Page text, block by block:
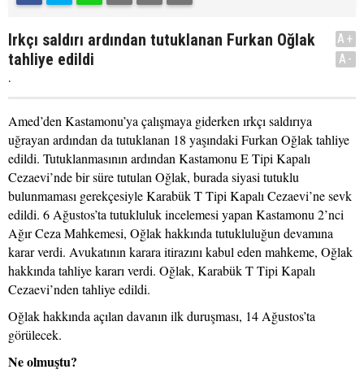
Irkçı saldırı ardından tutuklanan Furkan Oğlak
tahliye edildi
.
A+
A-
Amed’den Kastamonu’ya çalışmaya giderken ırkçı saldırıya
uğrayan ardından da tutuklanan 18 yaşındaki Furkan Oğlak tahliye
edildi. Tutuklanmasının ardından Kastamonu E Tipi Kapalı
Cezaevi’nde bir süre tutulan Oğlak, burada siyasi tutuklu
bulunmaması gerekçesiyle Karabük T Tipi Kapalı Cezaevi’ne sevk
edildi. 6 Ağustos’ta tutukluluk incelemesi yapan Kastamonu 2’nci
Ağır Ceza Mahkemesi, Oğlak hakkında tutukluluğun devamına
karar verdi. Avukatının karara itirazını kabul eden mahkeme, Oğlak
hakkında tahliye kararı verdi. Oğlak, Karabük T Tipi Kapalı
Cezaevi’nden tahliye edildi.
Oğlak hakkında açılan davanın ilk duruşması, 14 Ağustos’ta
görülecek.
Ne olmuştu?